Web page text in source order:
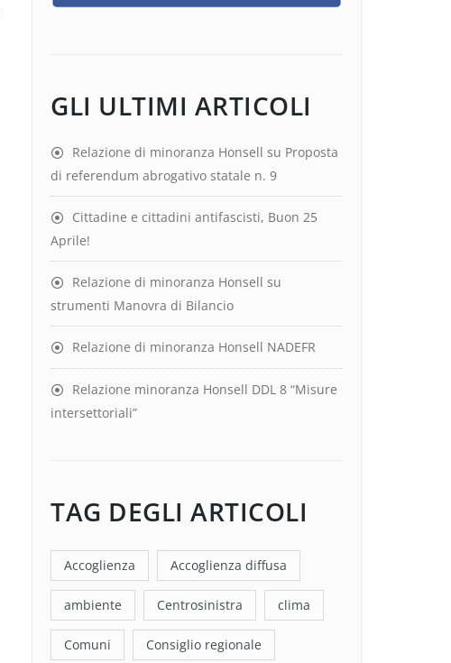
GLI ULTIMI ARTICOLI
Relazione di minoranza Honsell su Proposta
di referendum abrogativo statale n. 9
Cittadine e cittadini antifascisti, Buon 25
Aprile!
Relazione di minoranza Honsell su
strumenti Manovra di Bilancio
Relazione di minoranza Honsell NADEFR
Relazione minoranza Honsell DDL 8 “Misure
intersettoriali”
TAG DEGLI ARTICOLI
Accoglienza Accoglienza diffusa
ambiente Centrosinistra clima
Comuni Consiglio regionale